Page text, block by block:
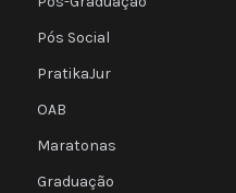
Pós Social
PratikaJur
OAB
Maratonas
Graduação